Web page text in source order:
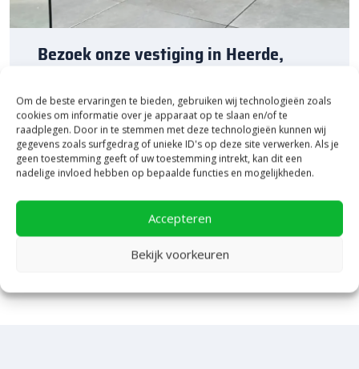
Om de beste ervaringen te bieden, gebruiken wij technologieën zoals
cookies om informatie over je apparaat op te slaan en/of te
raadplegen. Door in te stemmen met deze technologieën kunnen wij
gegevens zoals surfgedrag of unieke ID's op deze site verwerken. Als je
geen toestemming geeft of uw toestemming intrekt, kan dit een
nadelige invloed hebben op bepaalde functies en mogelijkheden.
Accepteren
Bekijk voorkeuren
Bezoek onze vestiging in Heerde,
Laat je inspireren in ons 2.500 m² experience centre,
binnen én buiten. Hier ontdek je de nieuwste
bestratingstrends, zie je materialen in het echt en krijg
je, als je dat wilt, specialistisch advies van ons team.
Een rondje samen en de ideeën stromen vanzelf
Bekijk Showpresentatie